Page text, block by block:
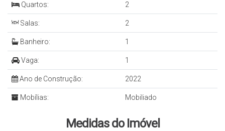
Quartos: 2
Salas: 2
Banheiro: 1
Vaga: 1
Ano de Construção: 2022
Mobílias: Mobiliado
Medidas do Imóvel